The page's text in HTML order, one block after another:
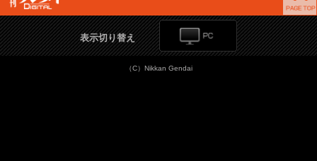
表示切り替え
（C）Nikkan Gendai